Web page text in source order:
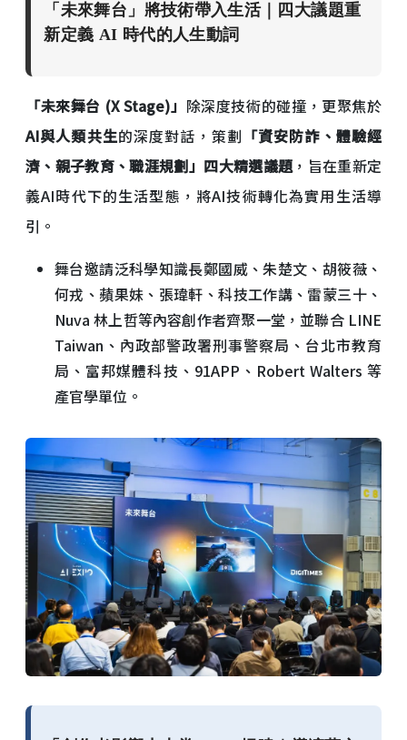
「未來舞台」將技術帶入生活｜四大議題重
新定義 AI 時代的人生動詞
「未來舞台 (X Stage)」 除深度技術的碰撞，更聚焦於
AI與人類共生的深度對話，策劃 「資安防詐、體驗經
濟、親子教育、職涯規劃」四大精選議題，旨在重新定
義AI時代下的生活型態，將AI技術轉化為實用生活導
引。
舞台邀請泛科學知識長鄭國威、朱楚文、胡筱薇、
何戎、蘋果妹、張瑋軒、科技工作講、雷蒙三十、
Nuva 林上哲等內容創作者齊聚一堂，並聯合 LINE
Taiwan、內政部警政署刑事警察局、台北市教育
局、富邦媒體科技、91APP、Robert Walters 等
產官學單位。